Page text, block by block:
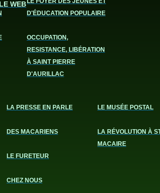
D'ÉDUCATION POPULAIRE
OCCUPATION,
RESISTANCE, LIBÉRATION
À SAINT PIERRE
D'AURILLAC
LA PRESSE EN PARLE
DES MACARIENS
LE FURETEUR
CHEZ NOUS
LE MUSÉE POSTAL
LA RÉVOLUTION À
MACAIRE
WEB